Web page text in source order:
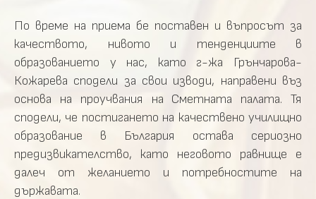
По време на приема бе поставен и въпросът за
качеството, нивото и тенденциите в
образованието у нас, като г-жа Грънчарова-
Кожарева сподели за свои изводи, направени въз
основа на проучвания на Сметната палата. Тя
сподели, че постигането на качествено училищно
образование в България остава сериозно
предизвикателство, като неговото равнище е
далеч от желанието и потребностите на
държавата.